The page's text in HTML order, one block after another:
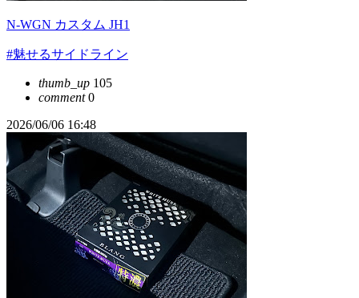
N-WGN カスタム JH1
#魅せるサイドライン
thumb_up 105
comment0
2026/06/06 16:48